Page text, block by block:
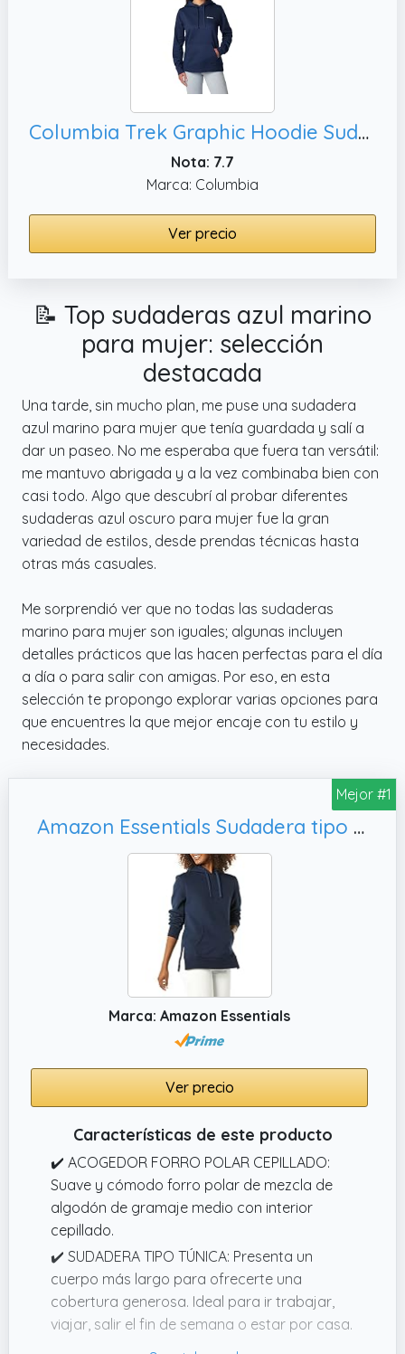
Columbia Trek Graphic Hoodie Sudadera con Capucha, XXL para Mujer
Nota: 7.7
Marca: Columbia
Ver precio
📝 Top sudaderas azul marino
para mujer: selección
destacada
Una tarde, sin mucho plan, me puse una sudadera
azul marino para mujer que tenía guardada y salí a
dar un paseo. No me esperaba que fuera tan versátil:
me mantuvo abrigada y a la vez combinaba bien con
casi todo. Algo que descubrí al probar diferentes
sudaderas azul oscuro para mujer fue la gran
variedad de estilos, desde prendas técnicas hasta
otras más casuales.
Me sorprendió ver que no todas las sudaderas
marino para mujer son iguales; algunas incluyen
detalles prácticos que las hacen perfectas para el día
a día o para salir con amigas. Por eso, en esta
selección te propongo explorar varias opciones para
que encuentres la que mejor encaje con tu estilo y
necesidades.
Mejor #1
Amazon Essentials Sudadera tipo túnica de rizo francés con capucha para mujer, talla M
Marca: Amazon Essentials
Ver precio
Características de este producto
✔️ ACOGEDOR FORRO POLAR CEPILLADO:
Suave y cómodo forro polar de mezcla de
algodón de gramaje medio con interior
cepillado.
✔️ SUDADERA TIPO TÚNICA: Presenta un
cuerpo más largo para ofrecerte una
cobertura generosa. Ideal para ir trabajar,
viajar, salir el fin de semana o estar por casa.
✔️ DETALLES: Cordón ajustable, amplio